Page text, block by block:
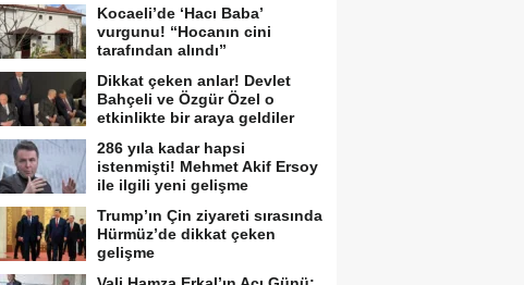
Kocaeli’de ‘Hacı Baba’
vurgunu! “Hocanın cini
tarafından alındı”
Dikkat çeken anlar! Devlet
Bahçeli ve Özgür Özel o
etkinlikte bir araya geldiler
286 yıla kadar hapsi
istenmişti! Mehmet Akif Ersoy
ile ilgili yeni gelişme
Trump’ın Çin ziyareti sırasında
Hürmüz’de dikkat çeken
gelişme